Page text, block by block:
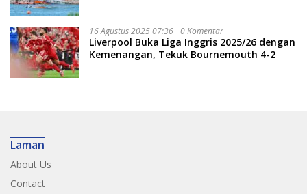
16 Agustus 2025 07:36 0 Komentar
Liverpool Buka Liga Inggris 2025/26 dengan
Kemenangan, Tekuk Bournemouth 4-2
Laman
About Us
Contact